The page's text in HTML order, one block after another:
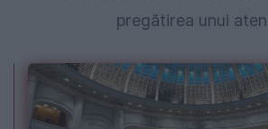
pregătirea unui